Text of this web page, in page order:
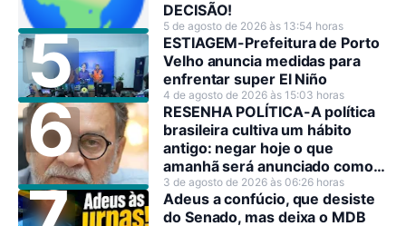
DECISÃO!
5 de agosto de 2026 às 13:54 horas
ESTIAGEM-Prefeitura de Porto
Velho anuncia medidas para
enfrentar super El Niño
4 de agosto de 2026 às 15:03 horas
RESENHA POLÍTICA-A política
brasileira cultiva um hábito
antigo: negar hoje o que
amanhã será anunciado como
decisão estratégica.
3 de agosto de 2026 às 06:26 horas
Adeus a confúcio, que desiste
do Senado, mas deixa o MDB